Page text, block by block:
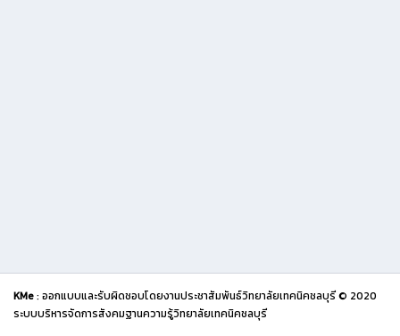
KMe: ออกแบบและรับผิดชอบโดยงานประชาสัมพันธ์วิทยาลัยเทคนิคชลบุรี © 2020
ระบบบริหารจัดการสังคมฐานความรู้วิทยาลัยเทคนิคชลบุรี